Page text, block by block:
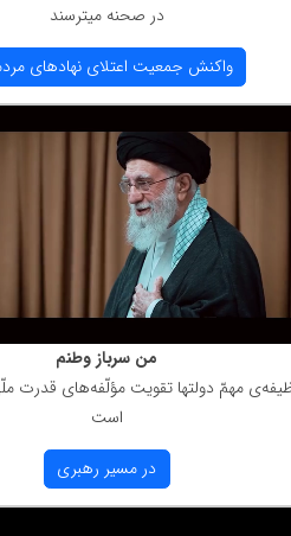
در صحنه میترسند
واكنش جمعیت اعتلای نهادهای
من سرباز وطنم
مهمّ دولتها تقویت مؤلّفه‌های قدرت
است
در مسیر رهبری